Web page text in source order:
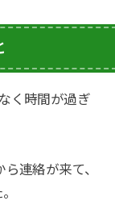
く時間が過ぎ
連絡が来て、